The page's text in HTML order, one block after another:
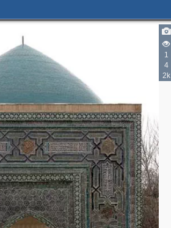
1
4
2k